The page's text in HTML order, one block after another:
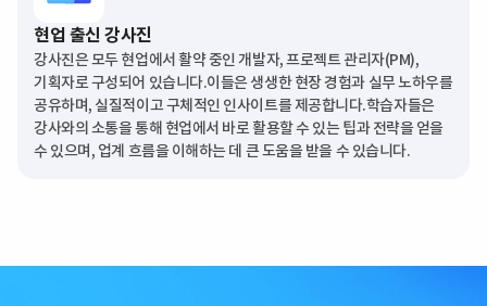
현업 출신 강사진
강사진은 모두 현업에서 활약 중인 개발자, 프로젝트 관리자(PM),
기획자로 구성되어 있습니다.이들은 생생한 현장 경험과 실무 노하우를
공유하며, 실질적이고 구체적인 인사이트를 제공합니다.학습자들은
강사와의 소통을 통해 현업에서 바로 활용할 수 있는 팁과 전략을 얻을
수 있으며, 업계 흐름을 이해하는 데 큰 도움을 받을 수 있습니다.